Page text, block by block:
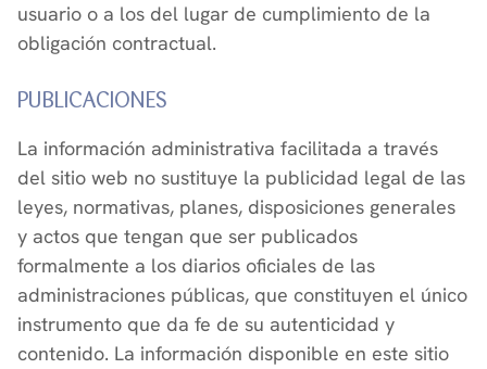
usuario o a los del lugar de cumplimiento de la
obligación contractual.
PUBLICACIONES
La información administrativa facilitada a través
del sitio web no sustituye la publicidad legal de las
leyes, normativas, planes, disposiciones generales
y actos que tengan que ser publicados
formalmente a los diarios oficiales de las
administraciones públicas, que constituyen el único
instrumento que da fe de su autenticidad y
contenido. La información disponible en este sitio